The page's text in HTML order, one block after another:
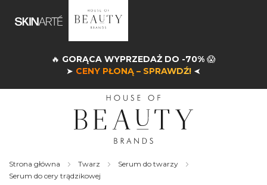
🔥 GORĄCA WYPRZEDAŻ DO -70% 😱
➤ CENY PŁONĄ – SPRAWDŹ! ➤
Strona główna Twarz
Serum do twarzy
Serum do cery trądzikowej